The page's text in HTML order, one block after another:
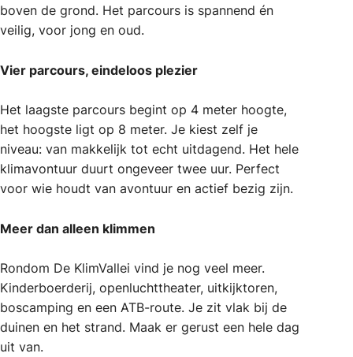
boven de grond. Het parcours is spannend én
veilig, voor jong en oud.
Vier parcours, eindeloos plezier
Het laagste parcours begint op 4 meter hoogte,
het hoogste ligt op 8 meter. Je kiest zelf je
niveau: van makkelijk tot echt uitdagend. Het hele
klimavontuur duurt ongeveer twee uur. Perfect
voor wie houdt van avontuur en actief bezig zijn.
Meer dan alleen klimmen
Rondom De KlimVallei vind je nog veel meer.
Kinderboerderij, openluchttheater, uitkijktoren,
boscamping en een ATB-route. Je zit vlak bij de
duinen en het strand. Maak er gerust een hele dag
uit van.